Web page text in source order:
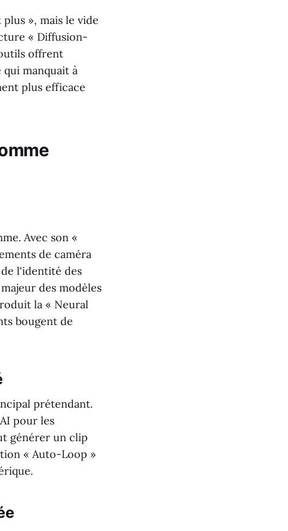
», mais le vide
« Diffusion-
offrent
manquait à
plus efficace
Avec son «
de caméra
l'identité des
des modèles
la « Neural
bougent de
prétendant.
pour les
générer un clip
« Auto-Loop »